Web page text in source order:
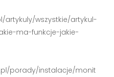
artykuly/wszystkie/artykul-
ma-funkcje-jakie-
porady/instalacje/monit